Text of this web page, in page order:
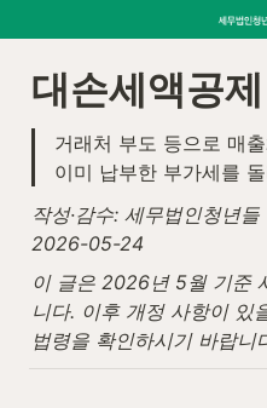
대손세액공
거래처 부도 등으로 매
이미 납부한 부가세를
작성·감수: 세무법인청년
2026-05-24
이 글은 2026년 5월 기준
니다. 이후 개정 사항이 있
법령을 확인하시기 바랍니